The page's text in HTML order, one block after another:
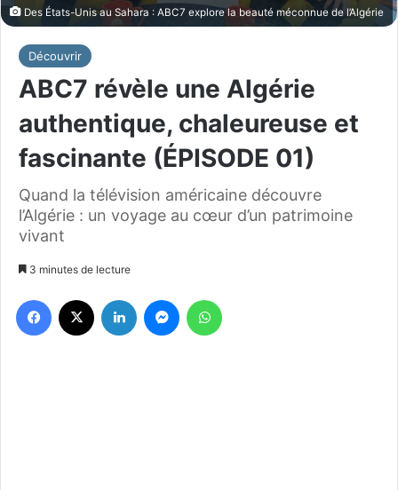
Des États-Unis au Sahara : ABC7 explore la beauté méconnue de l’Algérie
Découvrir
ABC7 révèle une Algérie
authentique, chaleureuse et
fascinante (ÉPISODE 01)
Quand la télévision américaine découvre
l’Algérie : un voyage au cœur d’un patrimoine
vivant
3 minutes de lecture